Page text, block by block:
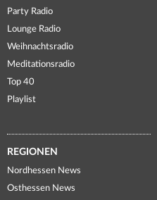
Party Radio
Lounge Radio
Weihnachtsradio
Meditationsradio
Top 40
Playlist
REGIONEN
Nordhessen News
Osthessen News